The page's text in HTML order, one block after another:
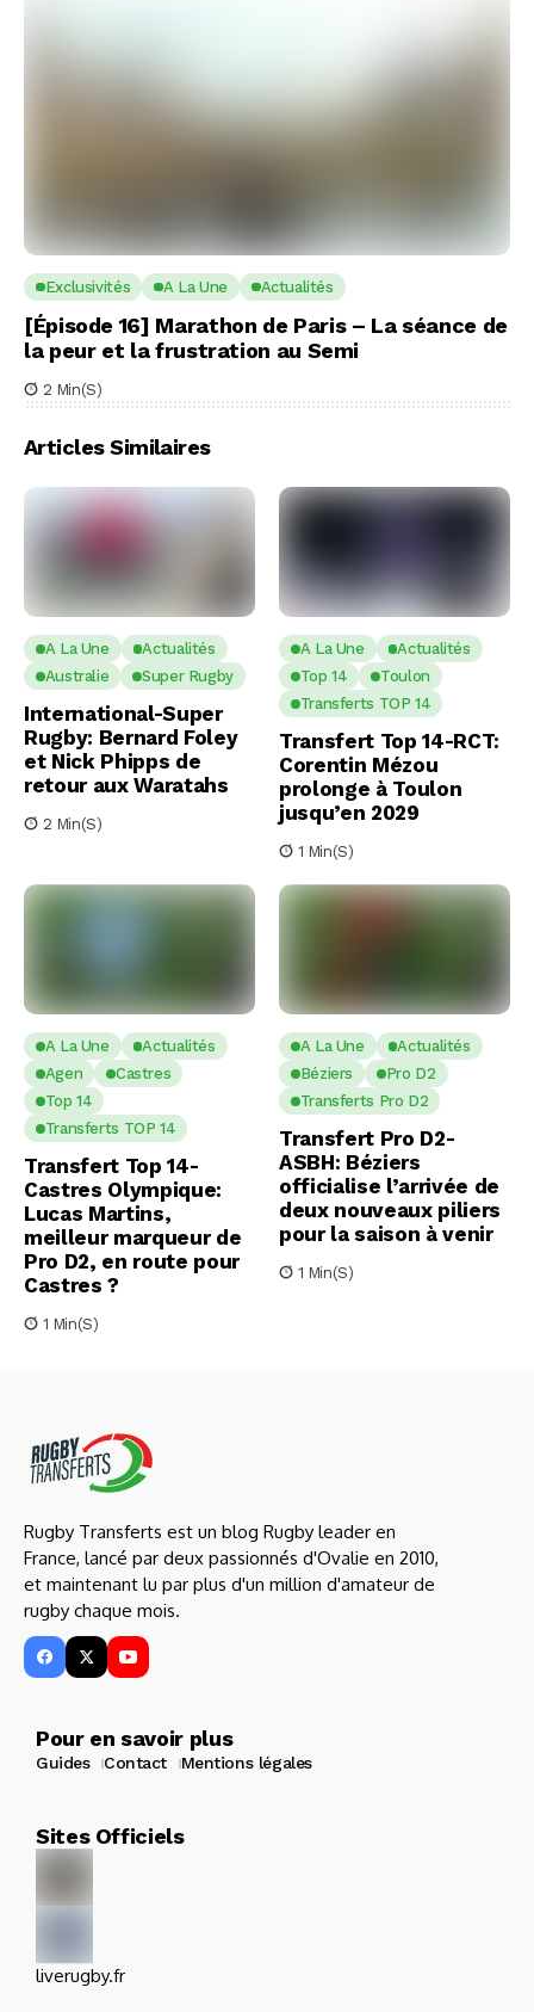
Exclusivités A La Une Actualités
[Épisode 16] Marathon de Paris – La séance de
la peur et la frustration au Semi
2 Min(s)
Articles Similaires
A La Une
Actualités
Australie
Super Rugby
International-Super
Rugby: Bernard Foley
et Nick Phipps de
retour aux Waratahs
2 Min(s)
A La Une
Actualités
Top 14
Toulon
Transferts TOP 14
Transfert Top 14-RCT:
Corentin Mézou
prolonge à Toulon
jusqu’en 2029
1 Min(s)
A La Une
Actualités
Agen
Castres
Top 14
Transferts TOP 14
Transfert Top 14-
Castres Olympique:
Lucas Martins,
meilleur marqueur de
Pro D2, en route pour
Castres ?
1 Min(s)
A La Une
Actualités
Béziers
Pro D2
Transferts Pro D2
Transfert Pro D2-
ASBH: Béziers
officialise l’arrivée de
deux nouveaux piliers
pour la saison à venir
1 Min(s)
Rugby Transferts est un blog Rugby leader en
France, lancé par deux passionnés d'Ovalie en 2010,
et maintenant lu par plus d'un million d'amateur de
rugby chaque mois.
Pour en savoir plus
Guides Contact Mentions légales
Sites Officiels
liverugby.fr